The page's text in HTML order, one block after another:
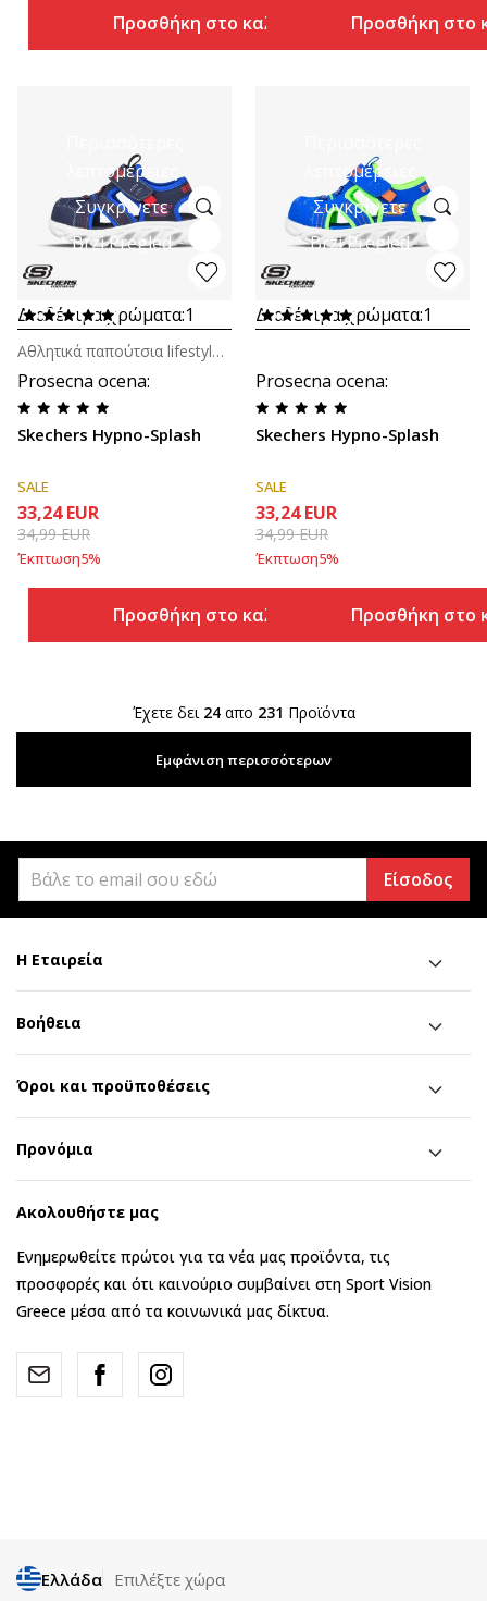
Προσθήκη στο καλάθι Προσθήκη στο
λεπτομέρειες
Συγκρίνετε
Brzi Pregled
Διαθέσιμα χρώματα:1
Prosecna ocena:
Skechers Hypno-Splash
Αθλητικά παπούτσια lifestyle για βρέφη
SALE
33,24 EUR
34,99EUR
Έκπτωση5%
Προσθήκη στο καλάθι
λεπτομέρειες
Συγκρίνετε
Brzi Pregled
Διαθέσιμα χρώματα:1
Prosecna ocena:
Skechers Hypno-Splash
SALE
33,24 EUR
34,99EUR
Έκπτωση5%
Προσθήκη στο
Έχετε δει 24απο 231 Προϊόντα
Εμφάνιση περισσότερων
Είσοδος
Η Εταιρεία
Βοήθεια
Όροι και προϋποθέσεις
Προνόμια
Ακολουθήστε μας
Ενημερωθείτε πρώτοι για τα νέα μας προϊόντα, τις
προσφορές και ότι καινούριο συμβαίνει στη Sport Vision
Greece μέσα από τα κοινωνικά μας δίκτυα.
Ελλάδα Επιλέξτε χώρα